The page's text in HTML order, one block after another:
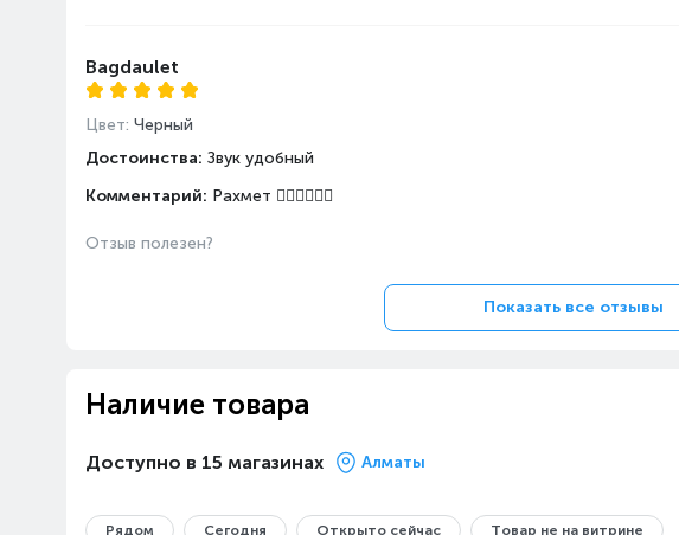
Bagdaulet
Цвет: Черный
Достоинства: Звук удобный
Комментарий: Рахмет ✊🏻✊🏻✊🏻
Отзыв полезен?
Показать все отзывы
Наличие товара
Доступно в 15 магазинах Алматы
Рядом Сегодня Открыто сейчас Товар не на витрине